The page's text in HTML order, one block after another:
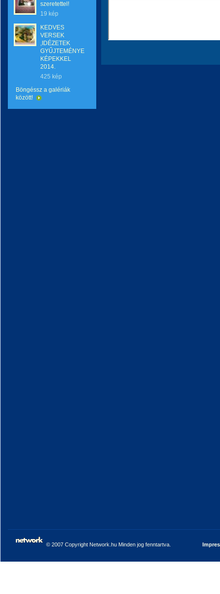
szeretettel!
19 kép
KEDVES
VERSEK
,IDÉZETEK
GYŰJTEMÉNYE
KÉPEKKEL
2014.
425 kép
Böngéssz a galériák
között!
© 2007 Copyright Network.hu Minden jog fenntartva.